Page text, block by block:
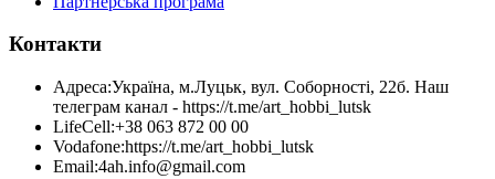
Контакти
Адреса:Україна, м.Луцьк, вул. Соборності, 22б. Наш
телеграм канал - https://t.me/art_hobbi_lutsk
LifeCell:+38 063 872 00 00
Vodafone:https://t.me/art_hobbi_lutsk
Email:4ah.info@gmail.com